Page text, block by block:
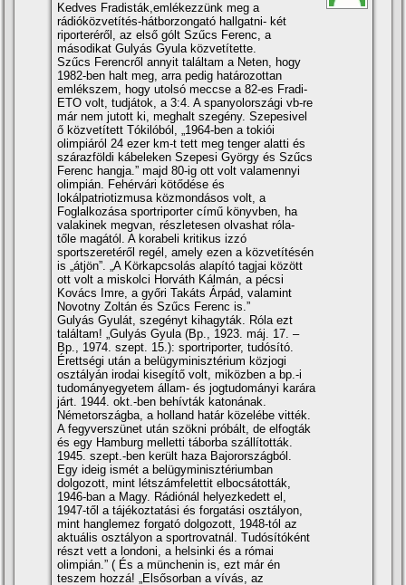
Kedves Fradisták,emlékezzünk meg a
rádióközvetí­tés-hátborzongató hallgatni- két
riporteréről, az első gólt Szűcs Ferenc, a
másodikat Gulyás Gyula közvetí­tette.
Szűcs Ferencről annyit találtam a Neten, hogy
1982-ben halt meg, arra pedig határozottan
emlékszem, hogy utolsó meccse a 82-es Fradi-
ETO volt, tudjátok, a 3:4. A spanyolországi vb-re
már nem jutott ki, meghalt szegény. Szepesivel
ő közvetí­tett Tókilóból, „1964-ben a tokiói
olimpiáról 24 ezer km-t tett meg tenger alatti és
szárazföldi kábeleken Szepesi György és Szűcs
Ferenc hangja.” majd 80-ig ott volt valamennyi
olimpián. Fehérvári kötődése és
lokálpatriotizmusa közmondásos volt, a
Foglalkozása sportriporter cí­mű könyvben, ha
valakinek megvan, részletesen olvashat róla-
tőle magától. A korabeli kritikus izzó
sportszeretéről regél, amely ezen a közvetí­tésén
is „átjön”. „A Körkapcsolás alapí­tó tagjai között
ott volt a miskolci Horváth Kálmán, a pécsi
Kovács Imre, a győri Takáts Árpád, valamint
Novotny Zoltán és Szűcs Ferenc is.”
Gulyás Gyulát, szegényt kihagyták. Róla ezt
találtam! „Gulyás Gyula (Bp., 1923. máj. 17. –
Bp., 1974. szept. 15.): sportriporter, tudósí­tó.
Érettségi után a belügyminisztérium közjogi
osztályán irodai kisegí­tő volt, miközben a bp.-i
tudományegyetem állam- és jogtudományi karára
járt. 1944. okt.-ben behí­vták katonának.
Németországba, a holland határ közelébe vitték.
A fegyverszünet után szökni próbált, de elfogták
és egy Hamburg melletti táborba szállí­tották.
1945. szept.-ben került haza Bajorországból.
Egy ideig ismét a belügyminisztériumban
dolgozott, mint létszámfelettit elbocsátották,
1946-ban a Magy. Rádiónál helyezkedett el,
1947-től a tájékoztatási és forgatási osztályon,
mint hanglemez forgató dolgozott, 1948-tól az
aktuális osztályon a sportrovatnál. Tudósí­tóként
részt vett a londoni, a helsinki és a római
olimpián.” ( És a münchenin is, ezt már én
teszem hozzá! „Elsősorban a ví­vás, az